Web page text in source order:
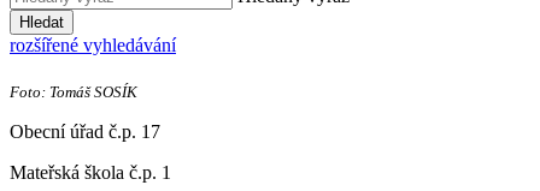
Hledat
rozšířené vyhledávání
Foto: Tomáš SOSÍK
Obecní úřad č.p. 17
Mateřská škola č.p. 1